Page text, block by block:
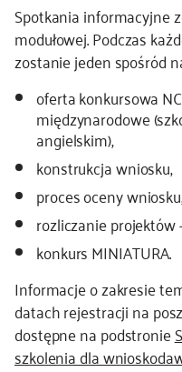
nagroda NCN
kontakt
Spotkania informacyjne
modułowej. Podczas
zostanie jeden spośród
oferta konkursowa
międzynarodowe
angielskim),
konstrukcja wniosku,
proces oceny
rozliczanie projektów
konkurs MINIATURA.
Informacje o zakresie
datach rejestracji na
dostępne na podstronie
szkolenia dla